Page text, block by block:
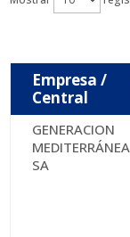
Empresa /
Central
GENERACION
MEDITERRÁNEA
SA